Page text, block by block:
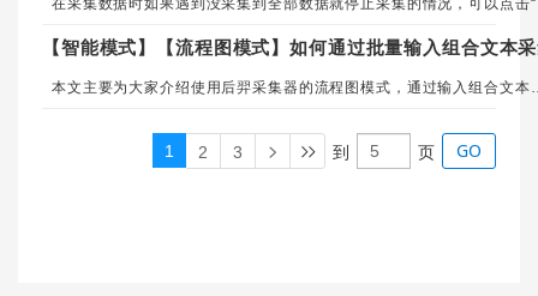
【智能模式】【流程图模式】如何通过批量输入组合文本
1 2 3 到 页 GO